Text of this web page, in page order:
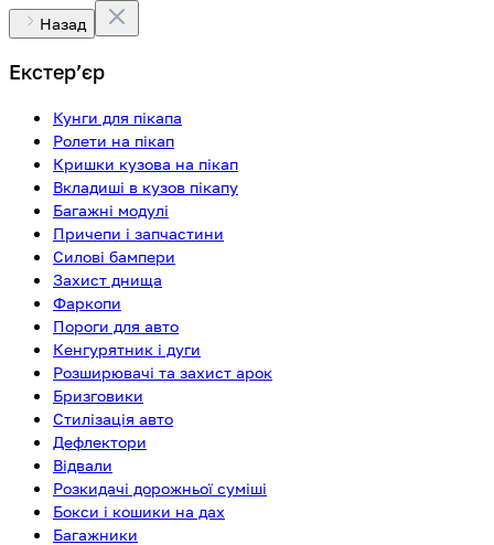
Назад
Екстерʼєр
Кунги для пікапа
Ролети на пікап
Кришки кузова на пікап
Вкладиші в кузов пікапу
Багажні модулі
Причепи і запчастини
Силові бампери
Захист днища
Фаркопи
Пороги для авто
Кенгурятник і дуги
Розширювачі та захист арок
Бризговики
Стилізація авто
Дефлектори
Відвали
Розкидачі дорожньої суміші
Бокси і кошики на дах
Багажники